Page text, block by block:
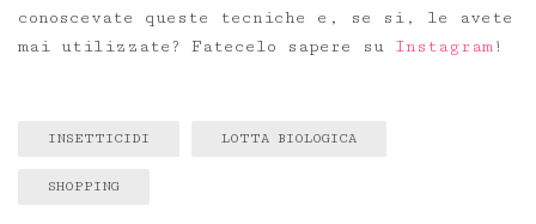
conoscevate queste tecniche e, se si, le avete
mai utilizzate? Fatecelo sapere su Instagram!
INSETTICIDI LOTTA BIOLOGICA
SHOPPING